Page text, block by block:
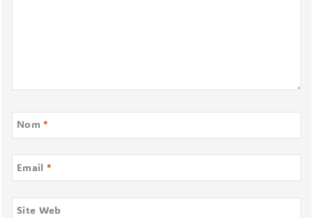
Nom*
Email *
Site Web